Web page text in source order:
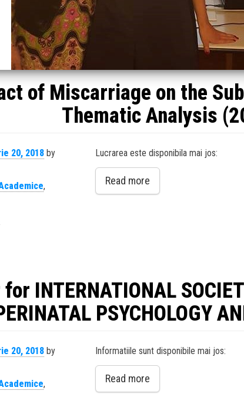
of Miscarriage on the
Thematic Analysis
20, 2018 by
,
Lucrarea este disponibila mai jos:
Read more
INTERNATIONAL
PSYCHOLOGY
20, 2018 by
,
Informatiile sunt disponibile mai jos:
Read more